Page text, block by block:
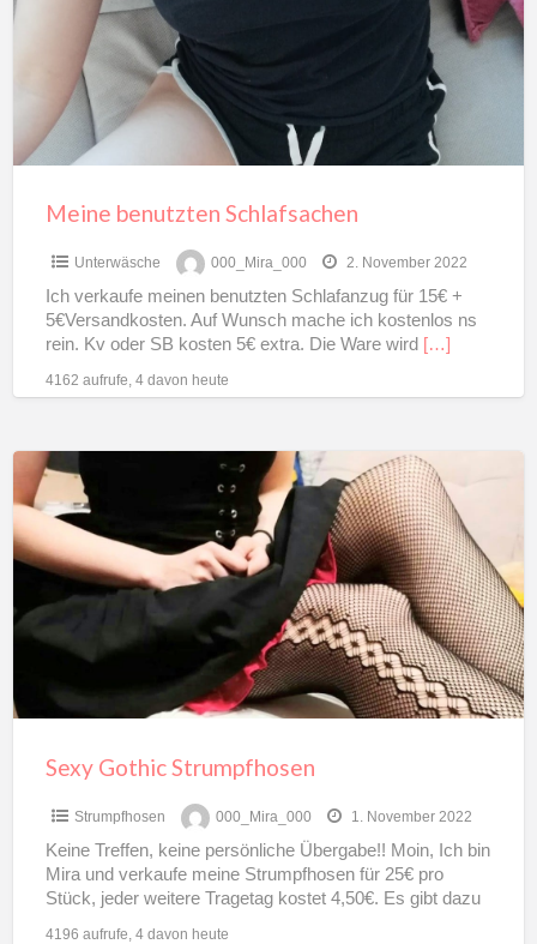
Meine benutzten Schlafsachen
Unterwäsche 000_Mira_000 2. November 2022
Ich verkaufe meinen benutzten Schlafanzug für 15€ +
5€Versandkosten. Auf Wunsch mache ich kostenlos ns
rein. Kv oder SB kosten 5€ extra. Die Ware wird […]
4162 aufrufe, 4 davon heute
Sexy
Gothic
Strumpfhosen
Sexy Gothic Strumpfhosen
Strumpfhosen 000_Mira_000 1. November 2022
Keine Treffen, keine persönliche Übergabe!! Moin, Ich bin
Mira und verkaufe meine Strumpfhosen für 25€ pro
Stück, jeder weitere Tragetag kostet 4,50€. Es gibt dazu
4196 aufrufe, 4 davon heute